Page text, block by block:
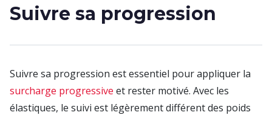
Suivre sa progression
Suivre sa progression est essentiel pour appliquer la
surcharge progressive et rester motivé. Avec les
élastiques, le suivi est légèrement différent des poids